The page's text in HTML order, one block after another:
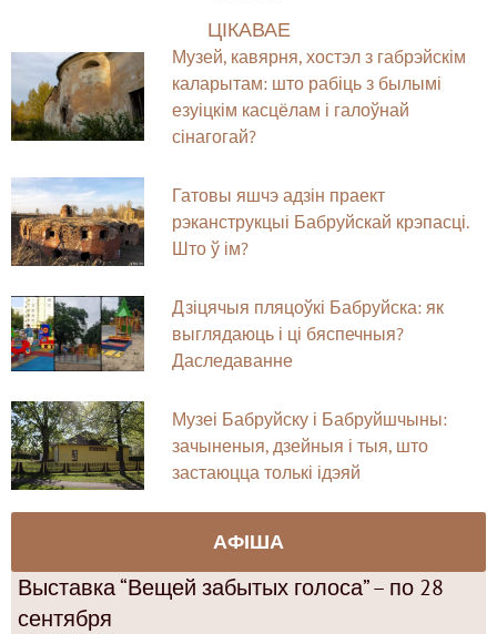
ЦІКАВАЕ
Музей, кавярня, хостэл з габрэйскім
каларытам: што рабіць з былымі
езуіцкім касцёлам і галоўнай
сінагогай?
Гатовы яшчэ адзін праект
рэканструкцыі Бабруйскай крэпасці.
Што ў ім?
Дзіцячыя пляцоўкі Бабруйска: як
выглядаюць і ці бяспечныя?
Даследаванне
Музеі Бабруйску і Бабруйшчыны:
зачыненыя, дзейныя і тыя, што
застаюцца толькі ідэяй
АФІША
Выставка “Вещей забытых голоса” – по 28
сентября